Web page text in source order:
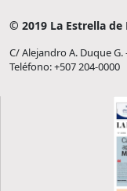
© 2019 La Estrella de
C/ Alejandro A. Duque
Teléfono: +507 204-0000